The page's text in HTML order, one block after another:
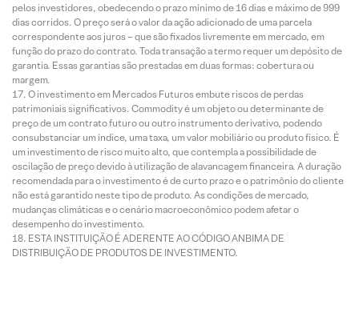
pelos investidores, obedecendo o prazo mínimo de 16 dias e máximo de 999
dias corridos. O preço será o valor da ação adicionado de uma parcela
correspondente aos juros – que são fixados livremente em mercado, em
função do prazo do contrato. Toda transação a termo requer um depósito de
garantia. Essas garantias são prestadas em duas formas: cobertura ou
margem.
O investimento em Mercados Futuros embute riscos de perdas
patrimoniais significativos. Commodity é um objeto ou determinante de
preço de um contrato futuro ou outro instrumento derivativo, podendo
consubstanciar um índice, uma taxa, um valor mobiliário ou produto físico. É
um investimento de risco muito alto, que contempla a possibilidade de
oscilação de preço devido à utilização de alavancagem financeira. A duração
recomendada para o investimento é de curto prazo e o patrimônio do cliente
não está garantido neste tipo de produto. As condições de mercado,
mudanças climáticas e o cenário macroeconômico podem afetar o
desempenho do investimento.
ESTA INSTITUIÇÃO É ADERENTE AO CÓDIGO ANBIMA DE
DISTRIBUIÇÃO DE PRODUTOS DE INVESTIMENTO.